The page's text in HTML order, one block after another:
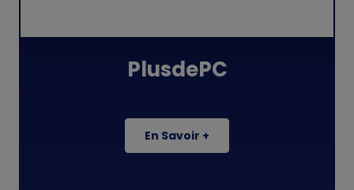
PlusdePC
En Savoir +